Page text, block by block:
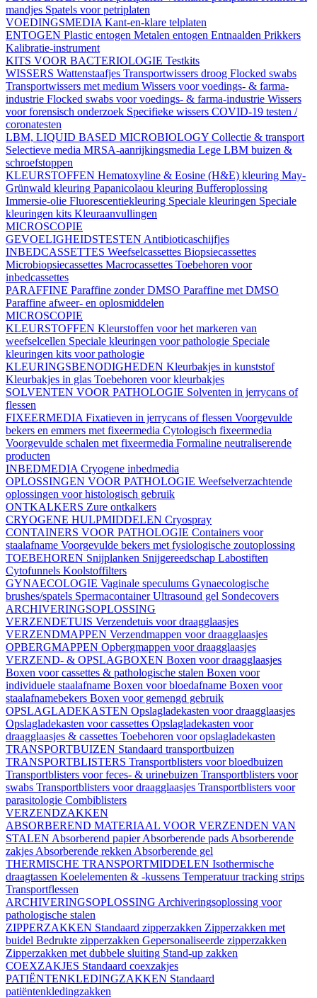
mandjes Spatels voor petriplaten
VOEDINGSMEDIA Kant-en-klare telplaten
ENTOGEN Plastic entogen Metalen entogen Entnaalden Prikkers
Kalibratie-instrument
KITS VOOR BACTERIOLOGIE Testkits
WISSERS Wattenstaafjes Transportwissers droog Flocked swabs
Transportwissers met medium Wissers voor voedings- & farma-
industrie Flocked swabs voor voedings- & farma-industrie Wissers
voor forensisch onderzoek Specifieke wissers COVID-19 testen /
coronatesten
LBM, LIQUID BASED MICROBIOLOGY Collectie & transport
Selectieve media MRSA-aanrijkingsmedia Lege LBM buizen &
schroefstoppen
KLEURSTOFFEN Hematoxyline & Eosine (H&E) kleuring May-
Grünwald kleuring Papanicolaou kleuring Bufferoplossing
Immersie-olie Fluorescentiekleuring Speciale kleuringen Speciale
kleuringen kits Kleuraanvullingen
MICROSCOPIE
GEVOELIGHEIDSTESTEN Antibioticaschijfjes
INBEDCASSETTES Weefselcassettes Biopsiecassettes
Microbiopsiecassettes Macrocassettes Toebehoren voor
inbedcassettes
PARAFFINE Paraffine zonder DMSO Paraffine met DMSO
Paraffine afweer- en oplosmiddelen
MICROSCOPIE
KLEURSTOFFEN Kleurstoffen voor het markeren van
weefselcellen Speciale kleuringen voor pathologie Speciale
kleuringen kits voor pathologie
KLEURINGSBENODIGHEDEN Kleurbakjes in kunststof
Kleurbakjes in glas Toebehoren voor kleurbakjes
SOLVENTEN VOOR PATHOLOGIE Solventen in jerrycans of
flessen
FIXEERMEDIA Fixatieven in jerrycans of flessen Voorgevulde
bekers en emmers met fixeermedia Cytologisch fixeermedia
Voorgevulde schalen met fixeermedia Formaline neutraliserende
producten
INBEDMEDIA Cryogene inbedmedia
OPLOSSINGEN VOOR PATHOLOGIE Weefselverzachtende
oplossingen voor histologisch gebruik
ONTKALKERS Zure ontkalkers
CRYOGENE HULPMIDDELEN Cryospray
CONTAINERS VOOR PATHOLOGIE Containers voor
staalafname Voorgevulde bekers met fysiologische zoutoplossing
TOEBEHOREN Snijplanken Snijgereedschap Labostiften
Cytofunnels Koolstoffilters
GYNAECOLOGIE Vaginale speculums Gynaecologische
brushes/spatels SpermacontainerUltrasound gel Sondecovers
ARCHIVERINGSOPLOSSING
VERZENDETUIS Verzendetuis voor draagglaasjes
VERZENDMAPPEN Verzendmappen voor draagglaasjes
OPBERGMAPPEN Opbergmappen voor draagglaasjes
VERZEND- & OPSLAGBOXEN Boxen voor draagglaasjes
Boxen voor cassettes & pathologische stalen Boxen voor
individuele staalafname Boxen voor bloedafname Boxen voor
staalafnamebekers Boxen voor gemengd gebruik
OPSLAGLADEKASTEN Opslagladekasten voor draagglaasjes
Opslagladekasten voor cassettes Opslagladekasten voor
draagglaasjes & cassettes Toebehoren voor opslagladekasten
TRANSPORTBUIZEN Standaard transportbuizen
TRANSPORTBLISTERS Transportblisters voor bloedbuizen
Transportblisters voor feces- & urinebuizen Transportblisters voor
swabs Transportblisters voor draagglaasjes Transportblisters voor
parasitologie Combiblisters
VERZENDZAKKEN
ABSORBEREND MATERIAAL VOOR VERZENDEN VAN
STALEN Absorberend papierAbsorberende pads Absorberende
zakjes Absorberende rekken Absorberende gel
THERMISCHE TRANSPORTMIDDELEN Isothermische
draagtassen Koelelementen & -kussens Temperatuur tracking strips
Transportflessen
ARCHIVERINGSOPLOSSING Archiveringsoplossing voor
pathologische stalen
ZIPPERZAKKEN Standaard zipperzakken Zipperzakken met
buidel Bedrukte zipperzakken Gepersonaliseerde zipperzakken
Zipperzakken met dubbele sluiting Stand-up zakken
COEXZAKJES Standaard coexzakjes
PATIËNTENKLEDINGZAKKEN Standaard
patiëntenkledingzakken